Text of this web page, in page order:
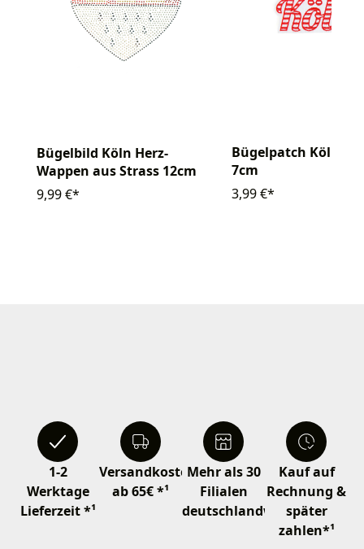
Bügelbild Köln Herz-
Wappen aus Strass 12cm
9,99 €*
Bügelpatch Kölle
7cm
3,99 €*
1-2
Werktage
Lieferzeit *¹
Versandkostenfrei
ab 65€ *¹
Mehr als 30
Filialen
deutschlandweit
Kauf auf
Rechnung &
später
zahlen*¹